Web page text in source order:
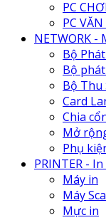
PC
PC
NETWORK -
Bộ
Bộ phát
Bộ Thu
Card
Chia
Mở
Phụ
PRINTER -
Máy in
Máy
Mực in